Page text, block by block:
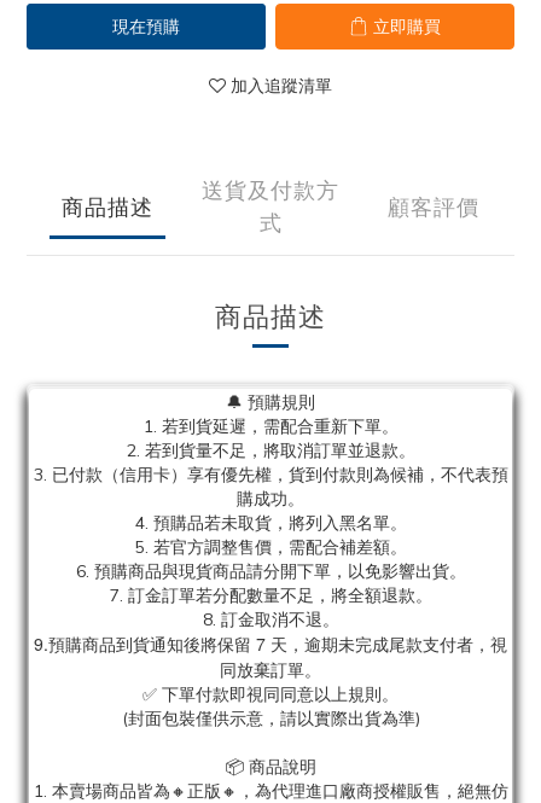
現在預購 立即購買
加入追蹤清單
商品描述
送貨及付款方
式
顧客評價
商品描述
🔔 預購規則
1. 若到貨延遲，需配合重新下單。
2. 若到貨量不足，將取消訂單並退款。
3. 已付款（信用卡）享有優先權，貨到付款則為候補，不代表預
購成功。
4. 預購品若未取貨，將列入黑名單。
5. 若官方調整售價，需配合補差額。
6. 預購商品與現貨商品請分開下單，以免影響出貨。
7. 訂金訂單若分配數量不足，將全額退款。
8. 訂金取消不退。
9.預購商品到貨通知後將保留 7 天，逾期未完成尾款支付者，視
同放棄訂單。
✅ 下單付款即視同同意以上規則。
(封面包裝僅供示意，請以實際出貨為準)
📦 商品說明
1. 本賣場商品皆為🔸正版🔸，為代理進口廠商授權販售，絕無仿